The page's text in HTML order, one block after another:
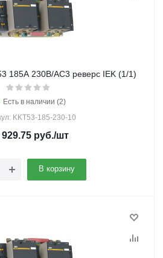
185А 230В/АС3 реверс IEK (1/1)
Есть в наличии (2)
KKT53-185-230-10
929.75руб./шт
В корзину